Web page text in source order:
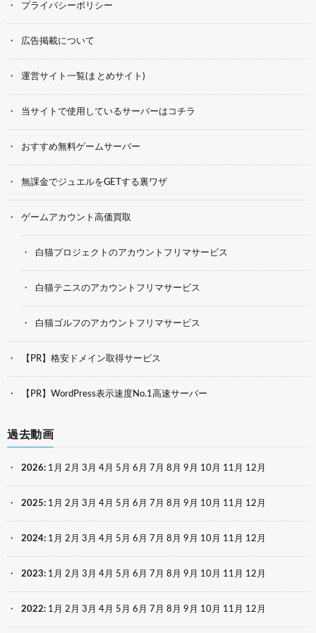
プライバシーポリシー
広告掲載について
運営サイト一覧(まとめサイト)
当サイトで使用しているサーバーはコチラ
おすすめ無料ゲームサーバー
無課金でジュエルをGETする裏ワザ
ゲームアカウント高価買取
白猫プロジェクトのアカウントフリマサービス
白猫テニスのアカウントフリマサービス
白猫ゴルフのアカウントフリマサービス
【PR】格安ドメイン取得サービス
【PR】WordPress表示速度No.1高速サーバー
過去動画
2026: 1月 2月 3月 4月 5月 6月 7月 8月 9月 10月 11月 12月
2025: 1月 2月 3月 4月 5月 6月 7月 8月 9月 10月 11月 12月
2024: 1月 2月 3月 4月 5月 6月 7月 8月 9月 10月 11月 12月
2023: 1月 2月 3月 4月 5月 6月 7月 8月 9月 10月 11月 12月
2022: 1月 2月 3月 4月 5月 6月 7月 8月 9月 10月 11月 12月